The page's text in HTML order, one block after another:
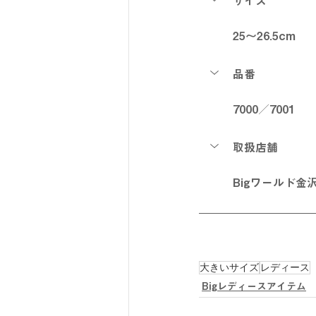
25～26.5cm
品番
7000／7001
取扱店舗
Bigワールド金
大きいサイズ レディース
Bigレディースアイテム